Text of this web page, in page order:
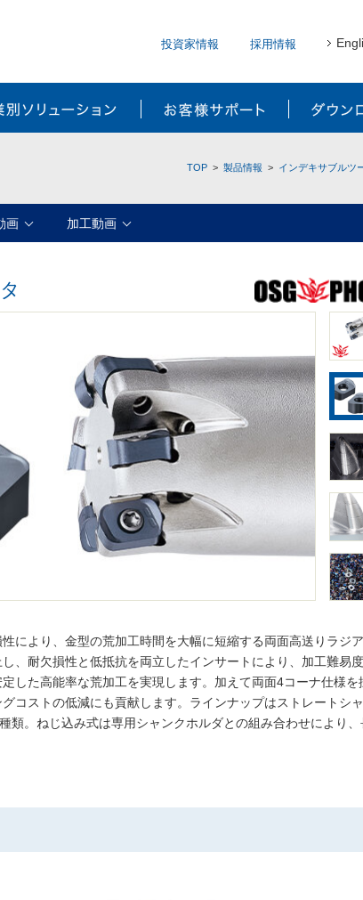
投資家情報 採用情報
TOP 製品情報 インデキサブルツ
画 加工動画
により、金型の荒加工時間を大幅に短縮する両面高送りラジ
、耐欠損性と低抵抗を両立したインサートにより、加工難易
した高能率な荒加工を実現します。加えて両面4コーナ仕様を
コストの低減にも貢献します。ラインナップはストレートシ
。ねじ込み式は専用シャンクホルダとの組み合わせにより、